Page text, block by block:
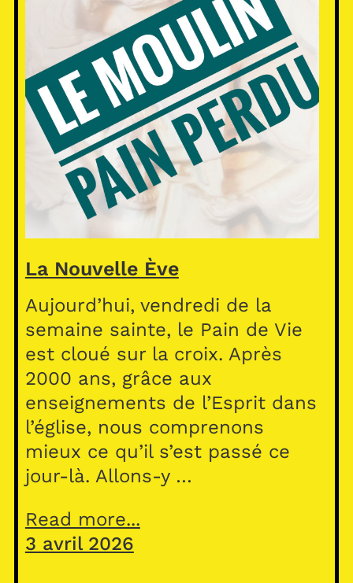
La Nouvelle Ève
Aujourd’hui, vendredi de la
semaine sainte, le Pain de Vie
est cloué sur la croix. Après
2000 ans, grâce aux
enseignements de l’Esprit dans
l’église, nous comprenons
mieux ce qu’il s’est passé ce
jour-là. Allons-y …
Read more...
3 avril 2026